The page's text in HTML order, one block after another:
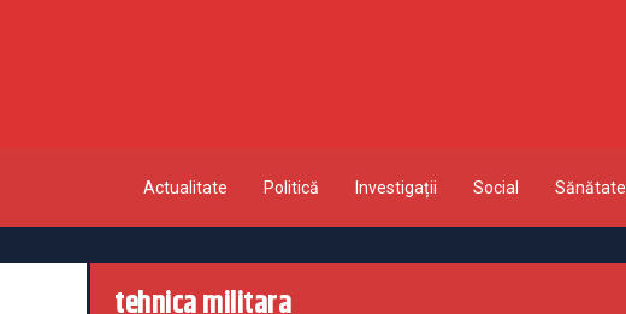
Actualitate Politică Investigații Social Sănătate
tehnica militara